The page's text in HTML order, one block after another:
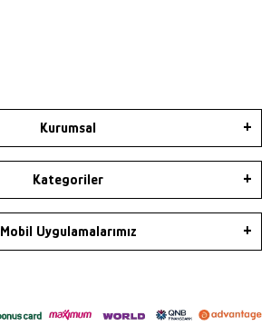
Kurumsal
Kategoriler
Mobil Uygulamalarımız